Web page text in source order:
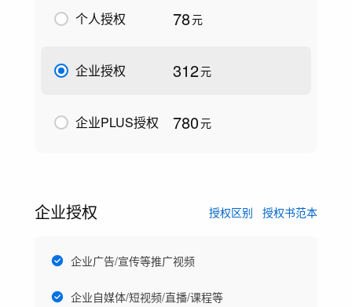
个人授权 78元
企业授权 312元
企业PLUS授权 780元
企业授权 授权区别 授权书范本
企业广告/宣传等推广视频
企业自媒体/短视频/直播/课程等